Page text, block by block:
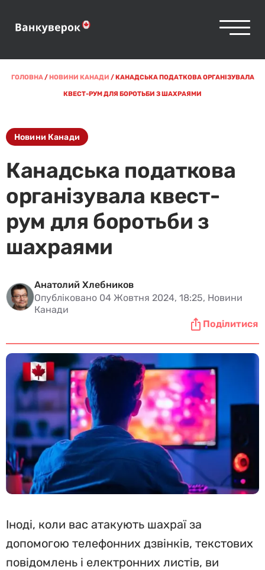
ГОЛОВНА/НОВИНИ КАНАДИ /КАНАДСЬКА ПОДАТКОВА ОРГАНІЗУВАЛА
КВЕСТ-РУМ ДЛЯ БОРОТЬБИ З ШАХРАЯМИ
Новини Канади
Канадська податкова
організувала квест-
рум для боротьби з
шахраями
Анатолий Хлебников
Опубліковано 04 Жовтня 2024, 18:25, Новини
Канади
Поділитися
Іноді, коли вас атакують шахраї за
допомогою телефонних дзвінків, текстових
повідомлень і електронних листів, ви